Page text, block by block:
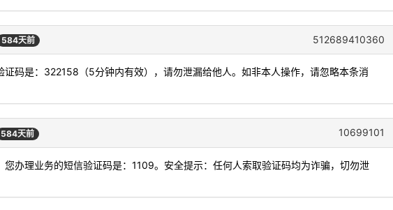
584天前 512689410360
证码是：322158（5分钟内有效），请勿泄漏给他人。如非本人操作，请忽略本条消
584天前 10699101
您办理业务的短信验证码是：1109。安全提示：任何人索取验证码均为诈骗，切勿泄